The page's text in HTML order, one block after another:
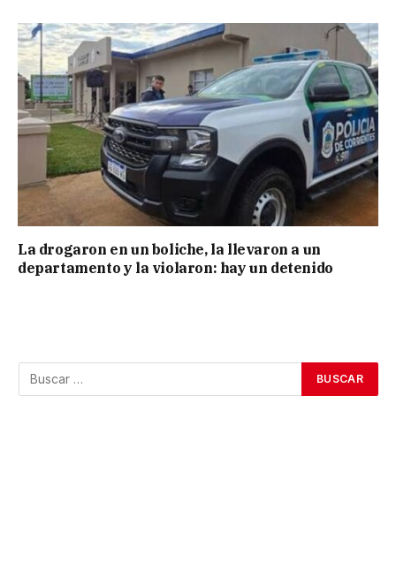
La drogaron en un boliche, la llevaron a un
departamento y la violaron: hay un detenido